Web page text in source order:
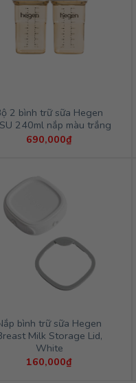
2 bình trữ sữa Hegen
240ml nắp màu trắng
690,000₫
bình trữ sữa Hegen
Milk Storage Lid,
White
160,000₫